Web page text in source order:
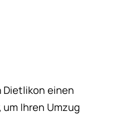
Dietlikon einen
Ihren Umzug